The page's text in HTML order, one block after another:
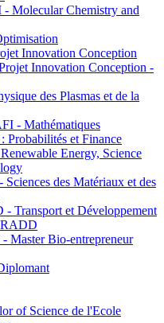
Molecular Chemistry and
Innovation Conception
Innovation Conception -
des Plasmas et de la
- Mathématiques
Probabilités et Finance
Energy, Science
des Matériaux et des
Transport et Développement
Master Bio-entrepreneur
of Science de l'Ecole